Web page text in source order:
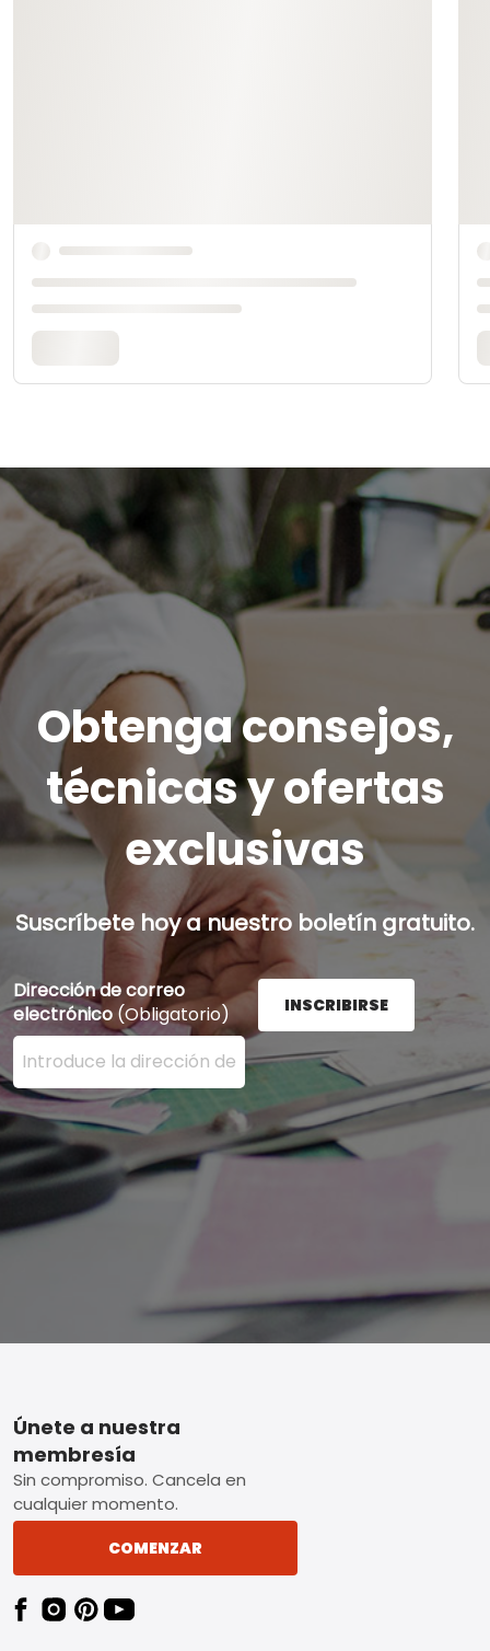
Obtenga consejos,
técnicas y ofertas
exclusivas
Suscríbete hoy a nuestro boletín gratuito.
Dirección de correo
electrónico (Obligatorio)
Ingrese su dirección de correo electrónico aquí y
INSCRIBIRSE
Footer
Únete a nuestra
membresía
Sin compromiso. Cancela en
cualquier momento.
COMENZAR